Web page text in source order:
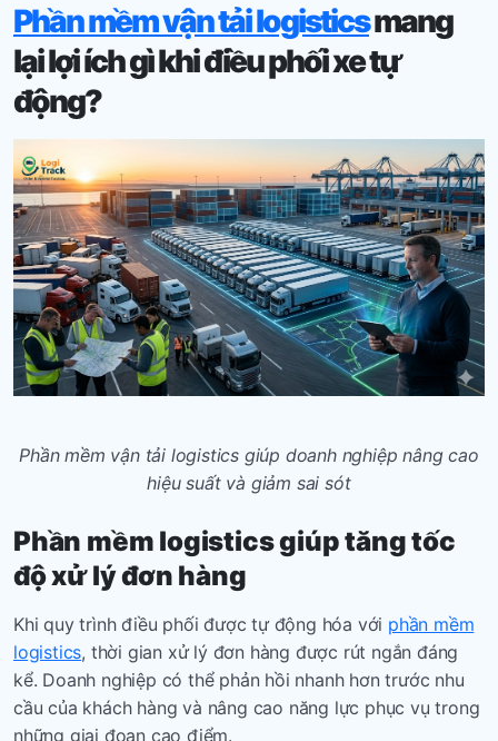
Phần mềm vận tải logisticsmang
lại lợi ích gì khi điều phối xe tự
động?
Phần mềm vận tải logistics giúp doanh nghiệp nâng cao
hiệu suất và giảm sai sót
Phần mềm logistics giúp tăng tốc
độ xử lý đơn hàng
Khi quy trình điều phối được tự động hóa với phần mềm
logistics, thời gian xử lý đơn hàng được rút ngắn đáng
kể. Doanh nghiệp có thể phản hồi nhanh hơn trước nhu
cầu của khách hàng và nâng cao năng lực phục vụ trong
những giai đoạn cao điểm.